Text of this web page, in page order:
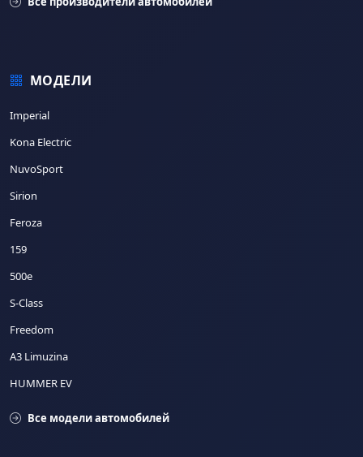
МОДЕЛИ
Imperial
Kona Electric
NuvoSport
Sirion
Feroza
159
500e
S-Class
Freedom
A3 Limuzina
HUMMER EV
Все модели автомобилей